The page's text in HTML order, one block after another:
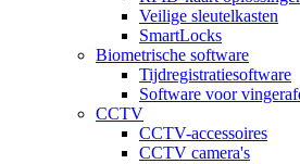
Veilige sleutelkasten
SmartLocks
Biometrische software
Tijdregistratiesoftware
Software voor
CCTV
CCTV-accessoires
CCTV camera's